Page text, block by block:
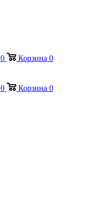
0 Корзина 0
0 Корзина 0